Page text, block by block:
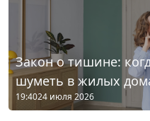
Закон о тишине:
шуметь в жилых
19:4024 июля 2026